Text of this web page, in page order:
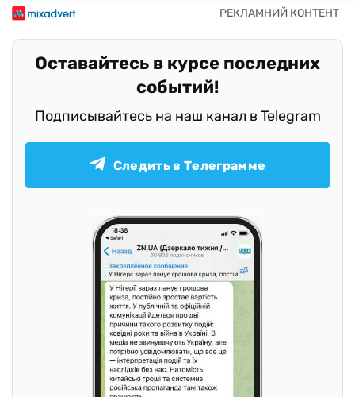
Оставайтесь в курсе последних
событий!
Подписывайтесь на наш канал в Telegram
Следить в Телеграмме